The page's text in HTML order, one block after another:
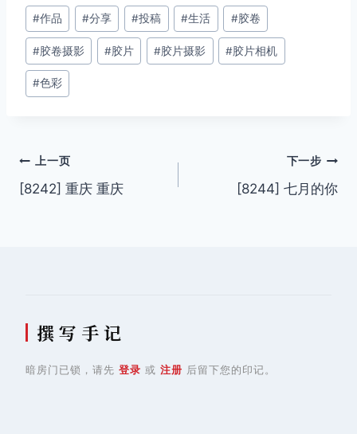
文
章
标
签：
#作品 #分享 #投稿 #生活 #胶卷
#胶卷摄影 #胶片 #胶片摄影 #胶片相机
#色彩
文
章
上一页
[8242] 重庆 重庆
下一步
[8244] 七月的你
撰 写 手 记
暗房门已锁，请先 登录 或 注册 后留下您的印记。